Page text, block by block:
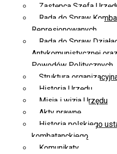
Zastępca Szefa
Rada do Spraw
Represjonowanych
Rada do Spraw
Antykomunistycznej
Powodów Politycznych
Struktura
Historia Urzędu
Misja i wizja Urzędu
Akty prawne
Historia polskiego
kombatanckiego
Komunikaty